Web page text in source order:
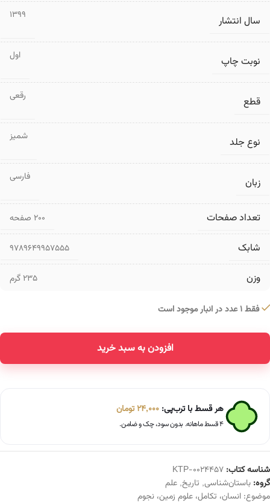
سال انتشار 1399
نوبت چاپ اول
قطع رقعی
نوع جلد شمیز
زبان فارسی
تعداد صفحات ۲۰۰ صفحه
شابک 9789649957555
وزن 235 گرم
فقط 1 عدد در انبار موجود است
افزودن به سبد خرید
هر قسط با ترب‌پی: 24,000تومان
۴ قسط ماهانه. بدون سود، چک و ضامن.
شناسه کتاب: KTP-0024457
گروه: باستان‌شناسی, تاریخ, علم
موضوع: انسان، تکامل، علوم زمین، نجوم